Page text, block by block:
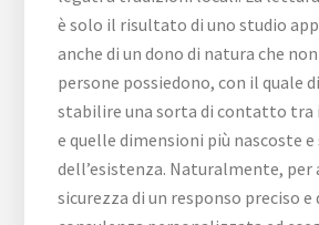
è solo il risultato di uno studio
anche di un dono di natura che
persone possiedono, con il quale
stabilire una sorta di contatto tra
e quelle dimensioni più nascoste
dell’esistenza. Naturalmente, per
sicurezza di un responso preciso e